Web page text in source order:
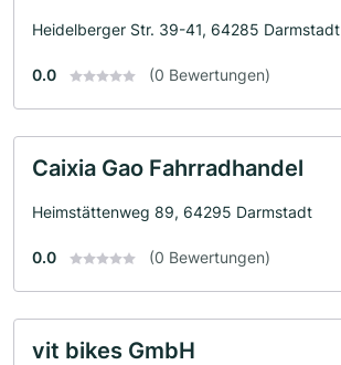
Heidelberger Str. 39-41, 64285 Darmstadt
0.0 (0 Bewertungen)
Caixia Gao Fahrradhandel
Heimstättenweg 89, 64295 Darmstadt
0.0 (0 Bewertungen)
vit bikes GmbH